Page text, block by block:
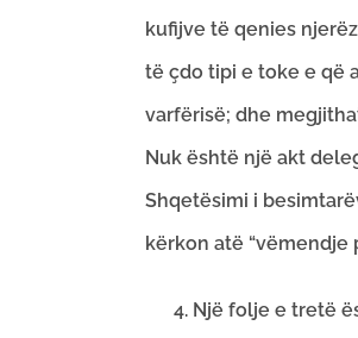
kufijve të qenies
të çdo tipi e toke e që
varfërisë; dhe
Nuk është një akt
Shqetësimi i
kërkon atë “vëmendje
Një folje e tretë